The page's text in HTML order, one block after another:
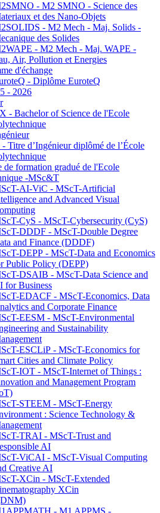
- M2 SMNO - Science des
et des Nano-Objets
- M2 Mech - Maj. Solids -
des Solides
- M2 Mech - Maj. WAPE -
Air, Pollution et Energies
d'échange
- Diplôme EuroteQ
- 2026
- Bachelor of Science de l'Ecole
Titre d’Ingénieur diplômé de l’École
de formation gradué de l'Ecole
-MSc&T
AI-ViC - MScT-Artificial
and Advanced Visual
CyS - MScT-Cybersecurity (CyS)
DDDF - MScT-Double Degree
and Finance (DDDF)
DEPP - MScT-Data and Economics
Public Policy (DEPP)
DSAIB - MScT-Data Science and
for Business
EDACF - MScT-Economics, Data
and Corporate Finance
EESM - MScT-Environmental
and Sustainability
ESCLiP - MScT-Economics for
Cities and Climate Policy
IOT - MScT-Internet of Things :
and Management Program
STEEM - MScT-Energy
: Science Technology &
TRAI - MScT-Trust and
AI
ViCAI - MScT-Visual Computing
Creative AI
XCin - MScT-Extended
XCin
- M1 APPMS -